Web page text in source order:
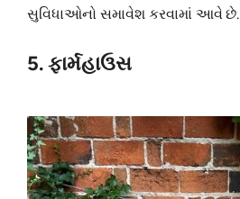
સુવિધાઓનો સમાવેશ કરવામાં આવે છે.
5. ફાર્મહાઉસ